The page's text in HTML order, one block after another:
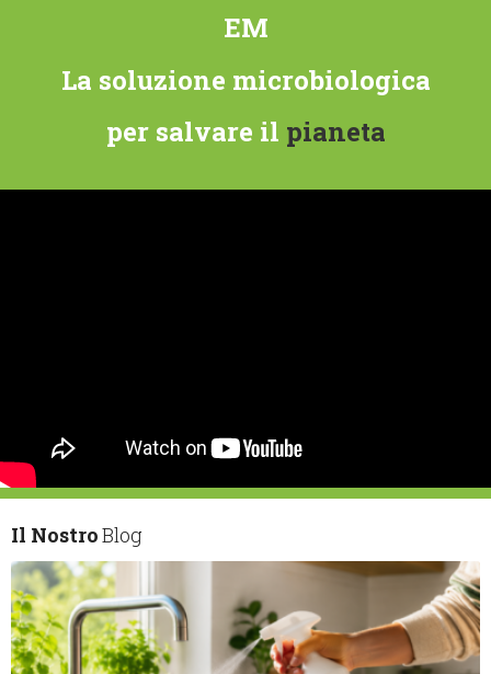
EM
La soluzione microbiologica
per salvare il pianeta
Il NostroBlog